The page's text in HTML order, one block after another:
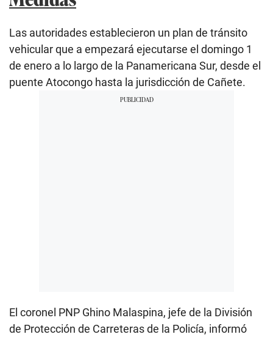
Las autoridades establecieron un plan de tránsito
vehicular que a empezará ejecutarse el domingo 1
de enero a lo largo de la Panamericana Sur, desde el
puente Atocongo hasta la jurisdicción de Cañete.
El coronel PNP Ghino Malaspina, jefe de la División
de Protección de Carreteras de la Policía, informó